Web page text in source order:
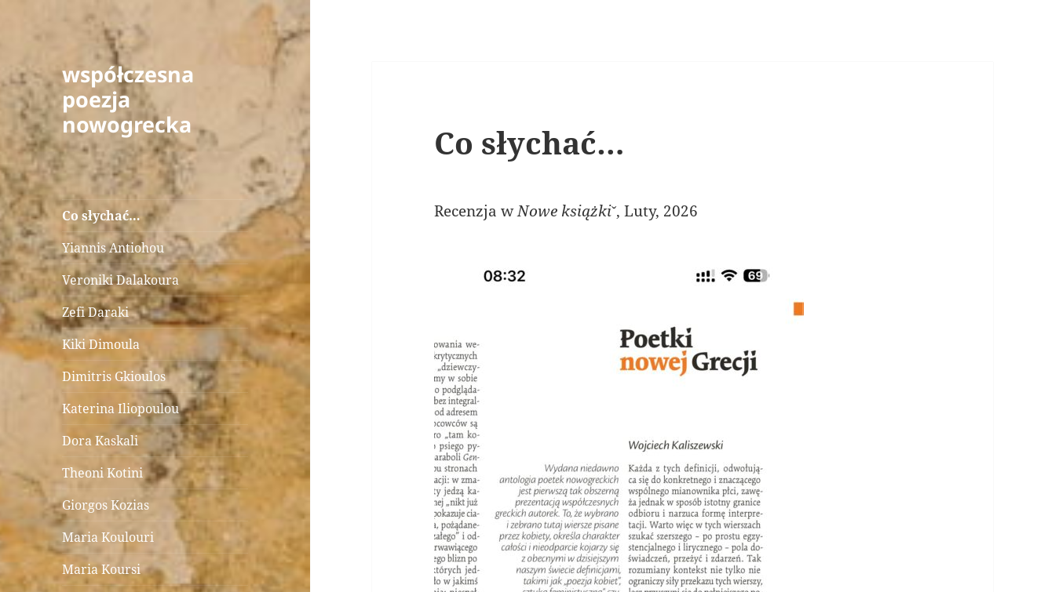
współczesna
poezja
nowogrecka
Co słychać…
Yiannis Antiohou
Veroniki Dalakoura
Zefi Daraki
Kiki Dimoula
Dimitris Gkioulos
Katerina Iliopoulou
Dora Kaskali
Theoni Kotini
Giorgos Kozias
Maria Koulouri
Maria Koursi
Co słychać…
Recenzja wNowe książkiˇ, Luty, 2026